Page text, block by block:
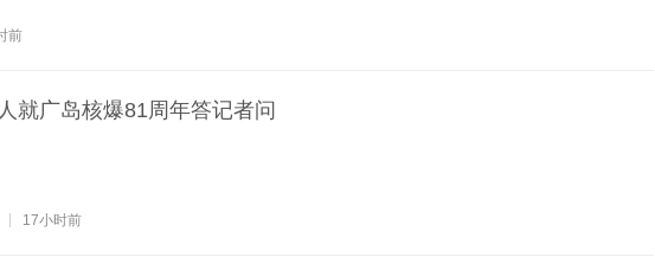
前
就广岛核爆81周年答记者问
17小时前